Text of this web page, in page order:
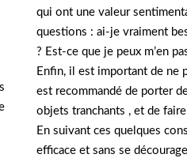
qui ont une valeur
questions : ai-je vraiment
? Est-ce que je peux m’en
Enfin, il est important de ne
est recommandé de porter
objets tranchants , et de
En suivant ces quelques
efficace et sans se